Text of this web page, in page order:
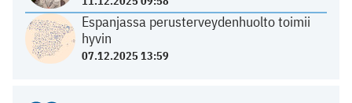
Espanjassa perusterveydenhuolto toimii
hyvin
07.12.2025 13:59